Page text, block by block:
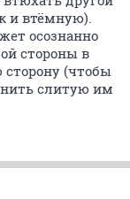
и втёмную).
осознанно
стороны в
сторону (чтобы
слитую им